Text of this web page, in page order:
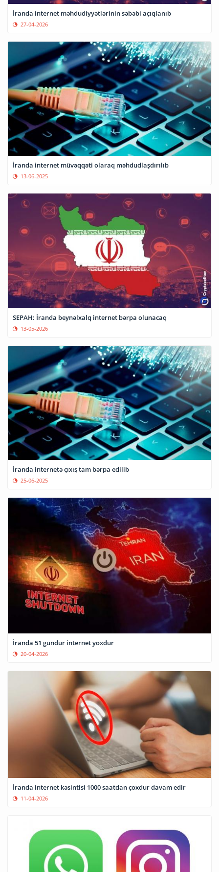
İranda internet məhdudiyyətlərinin səbəbi açıqlanıb
27-04-2026
İranda internet müvəqqəti olaraq məhdudlaşdırılıb
13-06-2025
SEPAH: İranda beynəlxalq internet bərpa olunacaq
13-05-2026
İranda internetə çıxış tam bərpa edilib
25-06-2025
İranda 51 gündür internet yoxdur
20-04-2026
İranda internet kəsintisi 1000 saatdan çoxdur davam edir
11-04-2026